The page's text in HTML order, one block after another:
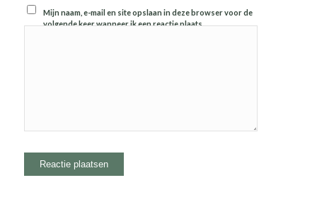
Mijn naam, e-mail en site opslaan in deze browser voor de
volgende keer wanneer ik een reactie plaats.